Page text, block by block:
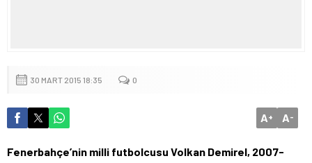
30 MART 2015 18:35 0
A+ A-
Fenerbahçe’nin milli futbolcusu Volkan Demirel, 2007-